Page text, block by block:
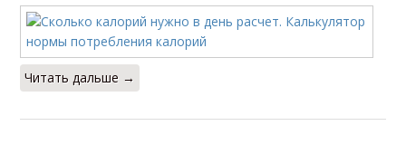
Читать дальше →